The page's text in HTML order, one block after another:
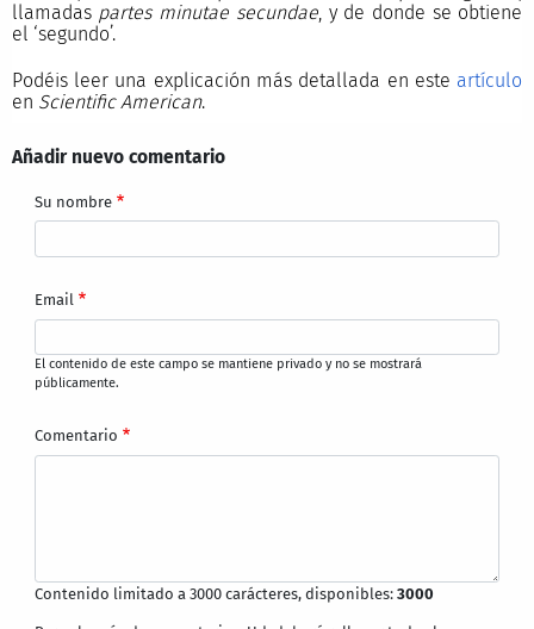
llamadas partes minutae secundae, y de donde se obtiene
el ‘segundo’.
Podéis leer una explicación más detallada en este artículo
en Scientific American.
Añadir nuevo comentario
Su nombre
Email
El contenido de este campo se mantiene privado y no se mostrará
públicamente.
Comentario
Contenido limitado a 3000 carácteres, disponibles:3000